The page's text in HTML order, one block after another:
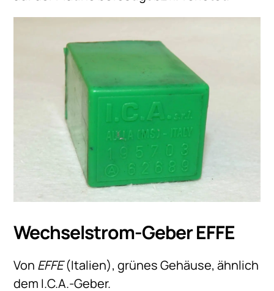
Wechselstrom-Geber EFFE
Von EFFE(Italien), grünes Gehäuse, ähnlich
dem I.C.A.-Geber.